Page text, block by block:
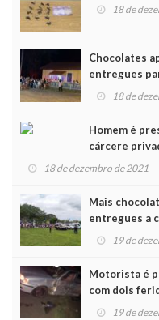
18 de
Chocolates
entregues
Noel
18 de
Homem é
cárcere
18 de dezembro de 2021
Mais
entregues a
19 de
Motorista é
com dois
19 de